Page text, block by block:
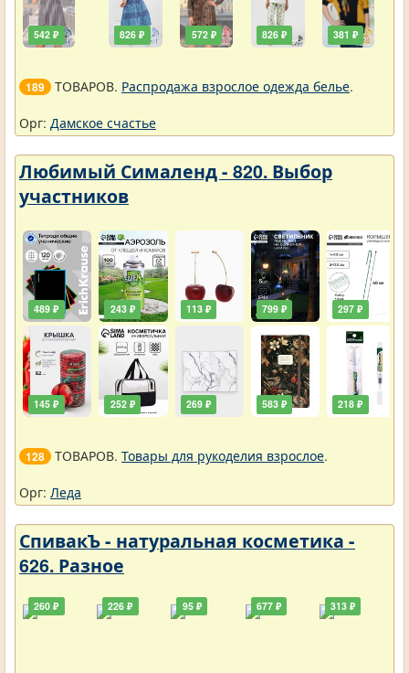
542 ₽ 826 ₽ 572 ₽ 826 ₽ 381 ₽
189 ТОВАРОВ. Распродажа взрослое одежда белье.
Орг: Дамское счастье
Любимый Сималенд - 820. Выбор
участников
489 ₽
145 ₽
243 ₽
252 ₽
113 ₽
269 ₽
799 ₽
583 ₽
297 ₽
218 ₽
128 ТОВАРОВ. Товары для рукоделия взрослое.
Орг: Леда
СпивакЪ - натуральная косметика -
626. Разное
260 ₽ 226 ₽ 95 ₽ 677 ₽ 313 ₽